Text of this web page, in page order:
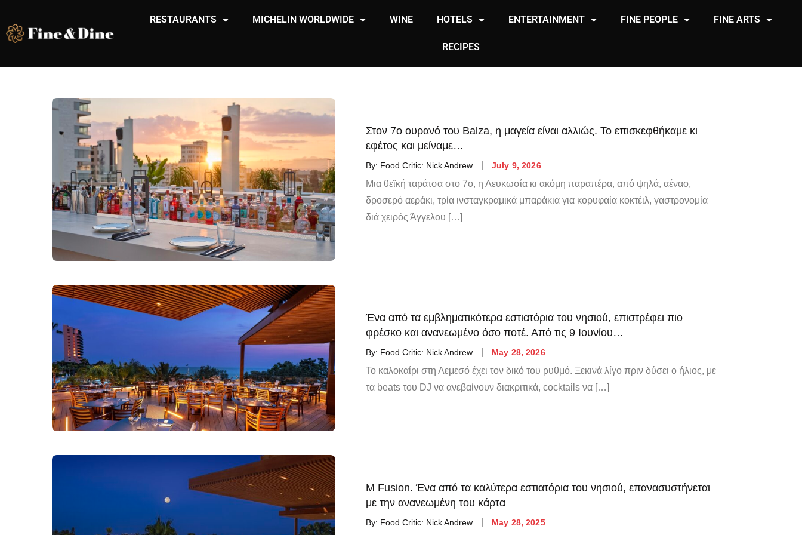
RESTAURANTS MICHELIN WORLDWIDE WINE HOTELS ENTERTAINMENT FINE PEOPLE FINE ARTS
RECIPES
Στον 7ο ουρανό του Balza, η μαγεία είναι αλλιώς. Το επισκεφθήκαμε κι
εφέτος και μείναμε…
By: Food Critic: Nick Andrew July 9, 2026
Μια θεϊκή ταράτσα στο 7ο, η Λευκωσία κι ακόμη παραπέρα, από ψηλά, αέναο,
δροσερό αεράκι, τρία ινσταγκραμικά μπαράκια για κορυφαία κοκτέιλ, γαστρονομία
διά χειρός Άγγελου […]
Ένα από τα εμβληματικότερα εστιατόρια του νησιού, επιστρέφει πιο
φρέσκο και ανανεωμένο όσο ποτέ. Από τις 9 Ιουνίου…
By: Food Critic: Nick Andrew May 28, 2026
Το καλοκαίρι στη Λεμεσό έχει τον δικό του ρυθμό. Ξεκινά λίγο πριν δύσει ο ήλιος, με
τα beats του DJ να ανεβαίνουν διακριτικά, cocktails να […]
Μ Fusion. Ένα από τα καλύτερα εστιατόρια του νησιού, επανασυστήνεται
με την ανανεωμένη του κάρτα
By: Food Critic: Nick Andrew May 28, 2025